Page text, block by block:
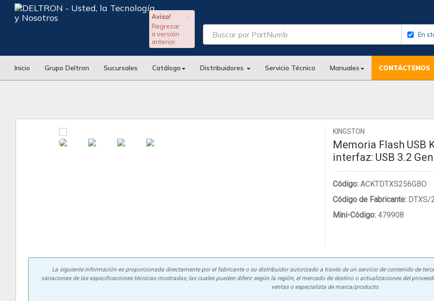
×
Aviso!
Regresar
a versión
anterior.
En
Inicio Grupo Deltron Sucursales Catálogo Distribuidores Servicio Técnico Manuales CONTÁCTENOS
KINGSTON
Memoria Flash USB
interfaz: USB 3.2
Código: ACKTDTXS256GBO
Código de Fabricante: DTXS/
Mini-Código: 479908
La siguiente información es proporcionada directamente por el fabricante o su distribuidor autorizado a través de un servicio de contenido de
variaciones de las especificaciones técnicas mostradas, las cuales pueden diferir según la región, el mercado de destino o actualizaciones del
ventas o especialista de marca/producto.